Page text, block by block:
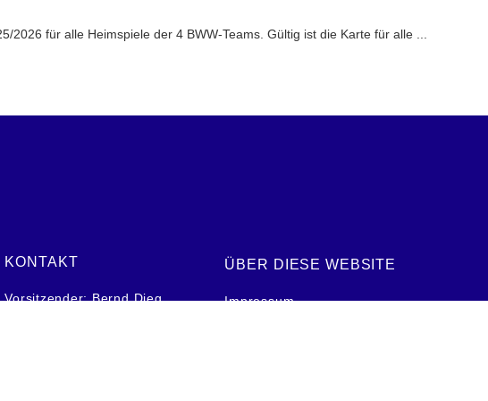
2026 für alle Heimspiele der 4 BWW-Teams. Gültig ist die Karte für alle ...
KONTAKT
Vorsitzender: Bernd Dieg
ÜBER DIESE WEBSITE
Impressum